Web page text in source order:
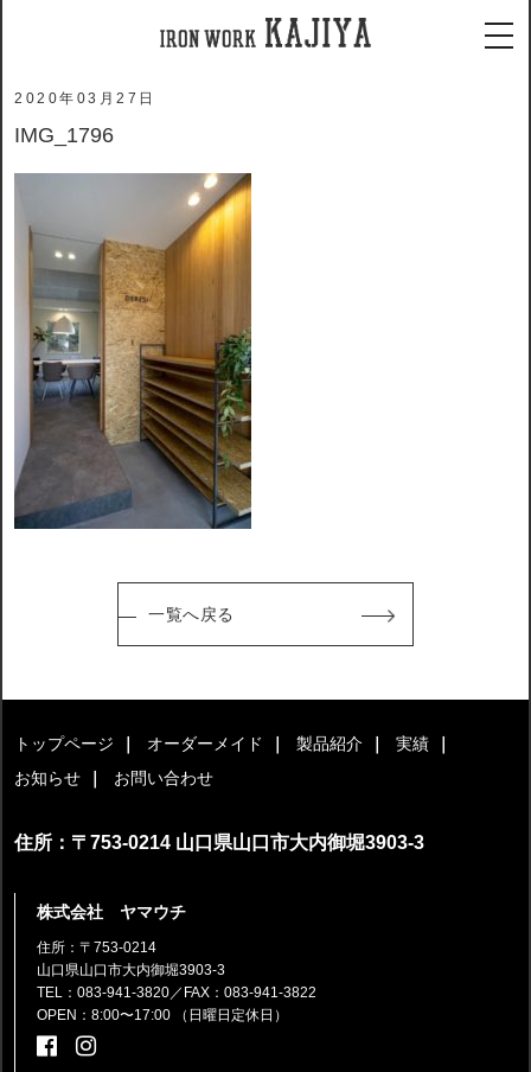
2020年03月27日
IMG_1796
一覧へ戻る
トップページ オーダーメイド 製品紹介
実績
お知らせ
お問い合わせ
住所：〒753-0214 山口県山口市大内御堀3903-3
株式会社 ヤマウチ
住所：〒753-0214
山口県山口市大内御堀3903-3
TEL：083-941-3820 ／FAX：083-941-3822
OPEN：8:00〜17:00 （日曜日定休日）